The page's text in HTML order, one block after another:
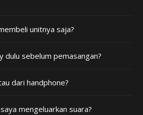
unitnya saja?
dulu sebelum pemasangan?
dari handphone?
mengeluarkan suara?